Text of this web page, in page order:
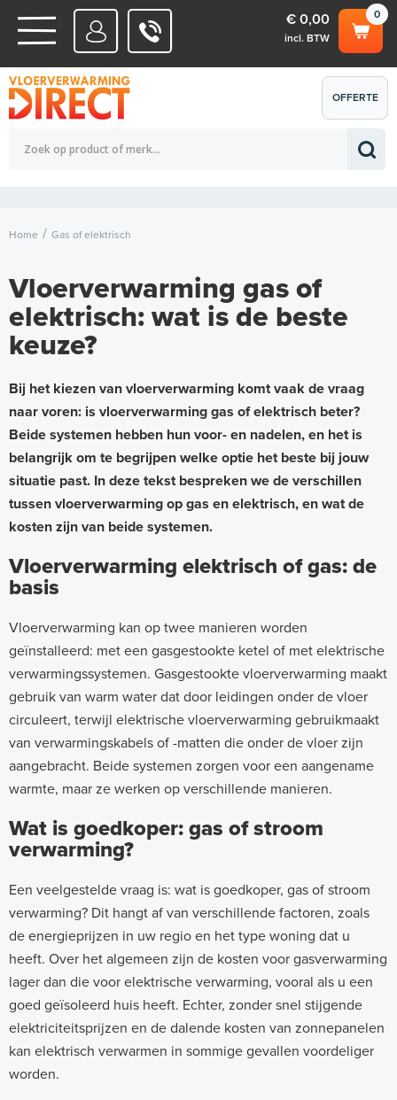
WATERSYSTEMEN
ELEKTRISCHE SYSTEMEN
0
€ 0,00
incl. BTW
Totaalbedrag (incl. BTW) € 0,00
OFFERTE
AANVRAGEN
Home Gas of elektrisch
Vloerverwarming gas of
elektrisch: wat is de beste
keuze?
Bij het kiezen van vloerverwarming komt vaak de vraag
naar voren: is vloerverwarming gas of elektrisch beter?
Beide systemen hebben hun voor- en nadelen, en het is
belangrijk om te begrijpen welke optie het beste bij jouw
situatie past. In deze tekst bespreken we de verschillen
tussen vloerverwarming op gas en elektrisch, en wat de
kosten zijn van beide systemen.
Vloerverwarming elektrisch of gas: de
basis
Vloerverwarming kan op twee manieren worden
geïnstalleerd: met een gasgestookte ketel of met elektrische
verwarmingssystemen. Gasgestookte vloerverwarming maakt
gebruik van warm water dat door leidingen onder de vloer
circuleert, terwijl elektrische vloerverwarming gebruikmaakt
van verwarmingskabels of -matten die onder de vloer zijn
aangebracht. Beide systemen zorgen voor een aangename
warmte, maar ze werken op verschillende manieren.
Wat is goedkoper: gas of stroom
verwarming?
Een veelgestelde vraag is: wat is goedkoper, gas of stroom
verwarming? Dit hangt af van verschillende factoren, zoals
de energieprijzen in uw regio en het type woning dat u
heeft. Over het algemeen zijn de kosten voor gasverwarming
lager dan die voor elektrische verwarming, vooral als u een
goed geïsoleerd huis heeft. Echter, zonder snel stijgende
elektriciteitsprijzen en de dalende kosten van zonnepanelen
kan elektrisch verwarmen in sommige gevallen voordeliger
worden.